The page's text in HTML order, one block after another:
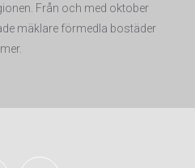
Från och med oktober
mäklare förmedla bostäder